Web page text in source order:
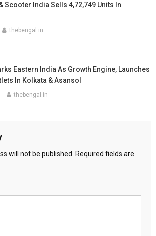
Scooter India Sells 4,72,749 Units In
thebengal.in
Eastern India As Growth Engine, Launches
In Kolkata & Asansol
thebengal.in
will not be published.
Required fields are